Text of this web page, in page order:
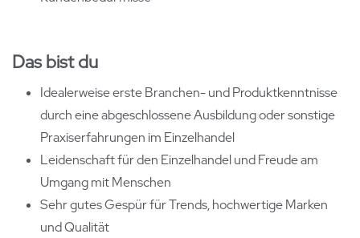
Das bist du
Idealerweise erste Branchen- und Produktkenntnisse
durch eine abgeschlossene Ausbildung oder sonstige
Praxiserfahrungen im Einzelhandel
Leidenschaft für den Einzelhandel und Freude am
Umgang mit Menschen
Sehr gutes Gespür für Trends, hochwertige Marken
und Qualität